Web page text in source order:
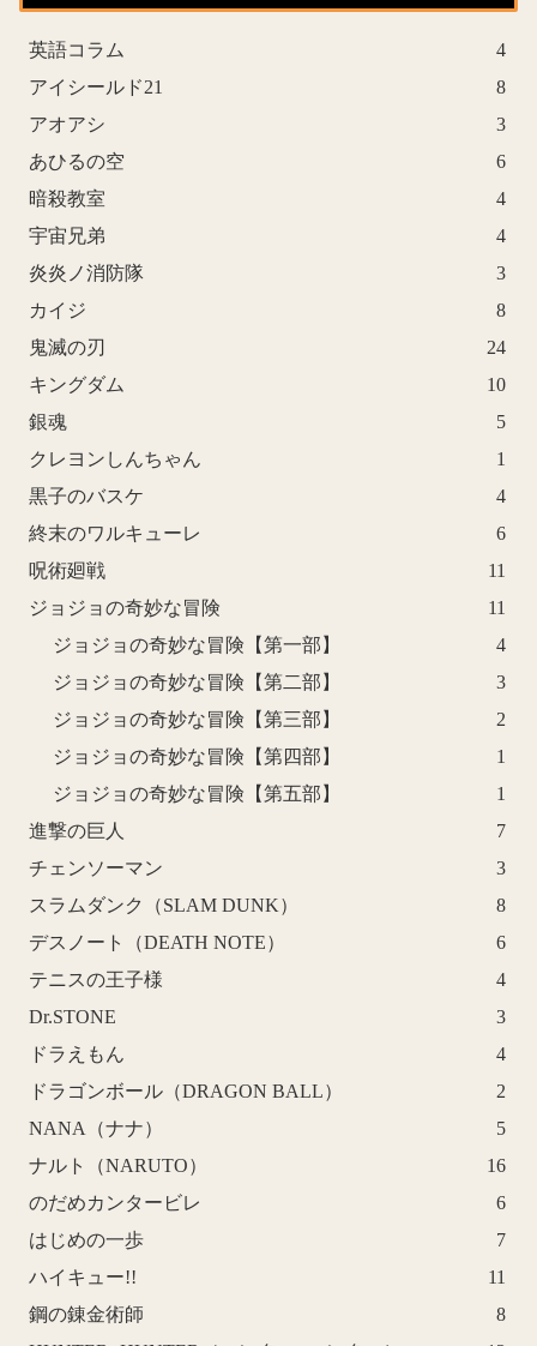
英語コラム
4
アイシールド21
8
アオアシ
3
あひるの空
6
暗殺教室
4
宇宙兄弟
4
炎炎ノ消防隊
3
カイジ
8
鬼滅の刃
24
キングダム
10
銀魂
5
クレヨンしんちゃん
1
黒子のバスケ
4
終末のワルキューレ
6
呪術廻戦
11
ジョジョの奇妙な冒険
11
ジョジョの奇妙な冒険【第一部】
4
ジョジョの奇妙な冒険【第二部】
3
ジョジョの奇妙な冒険【第三部】
2
ジョジョの奇妙な冒険【第四部】
1
ジョジョの奇妙な冒険【第五部】
1
進撃の巨人
7
チェンソーマン
3
スラムダンク（SLAM DUNK）
8
デスノート（DEATH NOTE）
6
テニスの王子様
4
Dr.STONE
3
ドラえもん
4
ドラゴンボール（DRAGON BALL）
2
NANA（ナナ）
5
ナルト（NARUTO）
16
のだめカンタービレ
6
はじめの一歩
7
ハイキュー!!
11
鋼の錬金術師
8